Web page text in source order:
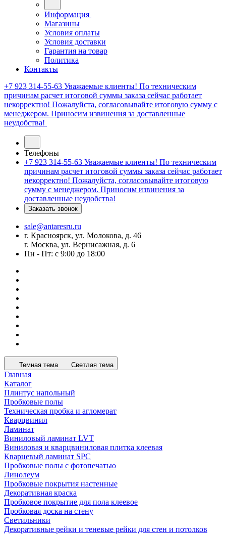
Информация
Магазины
Условия оплаты
Условия доставки
Гарантия на товар
Политика
Контакты
+7 923 314-55-63 Уважаемые клиенты! По техническим
причинам расчет итоговой суммы заказа сейчас работает
некорректно! Пожалуйста, согласовывайте итоговую сумму с
менеджером. Приносим извинения за доставленные
неудобства!
Телефоны
+7 923 314-55-63 Уважаемые клиенты! По техническим
причинам расчет итоговой суммы заказа сейчас работает
некорректно! Пожалуйста, согласовывайте итоговую
сумму с менеджером. Приносим извинения за
доставленные неудобства!
Заказать звонок
sale@antaresru.ru
г. Красноярск, ул. Молокова, д. 46
г. Москва, ул. Вернисажная, д. 6
Пн - Пт: с 9:00 до 18:00
Темная тема Светлая тема
Главная
Каталог
Плинтус напольный
Пробковые полы
Техническая пробка и агломерат
Кварцвинил
Ламинат
Виниловый ламинат LVT
Виниловая и кварцвиниловая плитка клеевая
Кварцевый ламинат SPC
Пробковые полы с фотопечатью
Линолеум
Пробковые покрытия настенные
Декоративная краска
Пробковое покрытие для пола клеевое
Пробковая доска на стену
Светильники
Декоративные рейки и теневые рейки для стен и потолков